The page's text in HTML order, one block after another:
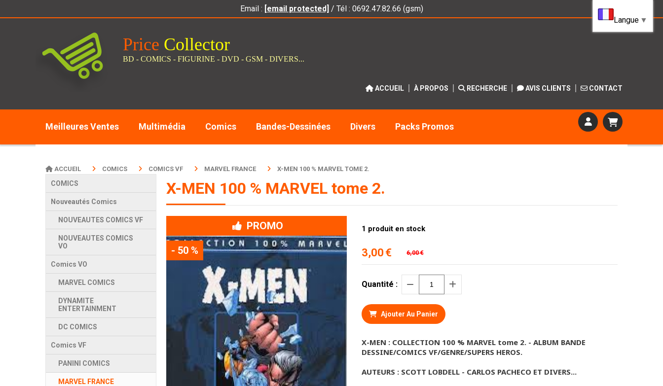
Email : [email protected] / Tél : 0692.47.82.66 (gsm)
Price Collector
BD - COMICS - FIGURINE - DVD - GSM - DIVERS...
ACCUEIL À PROPOS RECHERCHE AVIS CLIENTS CONTACT
Meilleures Ventes Multimédia Comics Bandes-Dessinées Divers Packs Promos
COMICS
Nouveautés Comics
NOUVEAUTES COMICS VF
NOUVEAUTES COMICS
VO
Comics VO
MARVEL COMICS
DYNAMITE
ENTERTAINMENT
DC COMICS
Comics VF
PANINI COMICS
MARVEL FRANCE
ACCUEIL COMICS COMICS VF MARVEL FRANCE X-MEN 100 % MARVEL TOME 2.
X-MEN 100 % MARVEL tome 2.
PROMO
- 50 % 3,00 € 6,00€
1 produit en stock
Quantité :
Ajouter Au Panier
X-MEN : COLLECTION 100 % MARVEL tome 2. - ALBUM BANDE
DESSINE/COMICS VF/GENRE/SUPERS HEROS.
AUTEURS : SCOTT LOBDELL - CARLOS PACHECO ET DIVERS...
Langue ▼